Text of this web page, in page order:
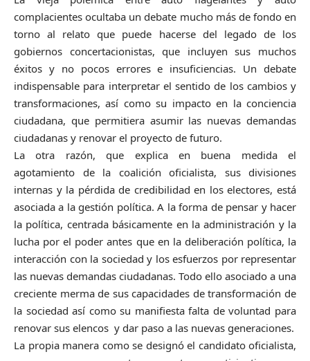
complacientes ocultaba un debate mucho más de fondo en
torno al relato que puede hacerse del legado de los
gobiernos concertacionistas, que incluyen sus muchos
éxitos y no pocos errores e insuficiencias. Un debate
indispensable para interpretar el sentido de los cambios y
transformaciones, así como su impacto en la conciencia
ciudadana, que permitiera asumir las nuevas demandas
ciudadanas y renovar el proyecto de futuro.
La otra razón, que explica en buena medida el
agotamiento de la coalición oficialista, sus divisiones
internas y la pérdida de credibilidad en los electores, está
asociada a la gestión política. A la forma de pensar y hacer
la política, centrada básicamente en la administración y la
lucha por el poder antes que en la deliberación política, la
interacción con la sociedad y los esfuerzos por representar
las nuevas demandas ciudadanas. Todo ello asociado a una
creciente merma de sus capacidades de transformación de
la sociedad así como su manifiesta falta de voluntad para
renovar sus elencos y dar paso a las nuevas generaciones.
La propia manera como se designó el candidato oficialista,